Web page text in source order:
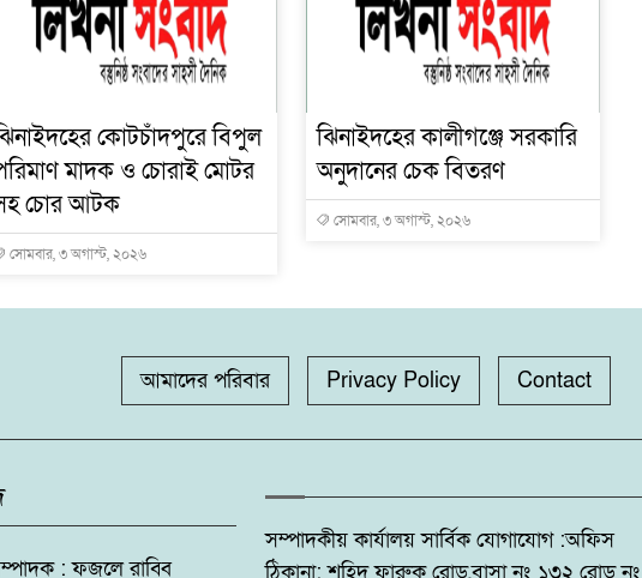
কোটচাঁদপুরে বিপুল
মাদক ও চোরাই মোটর
চোর আটক
সোমবার, ৩ অগাস্ট, ২০২৬
ঝিনাইদহের কালীগঞ্জে সরকারি
অনুদানের চেক বিতরণ
সোমবার, ৩ অগাস্ট, ২০২৬
আমাদের পরিবার Privacy Policy Contact
: ফজলে রাব্বি
সম্পাদকীয় কার্যালয় সার্বিক যোগাযোগ :অফিস